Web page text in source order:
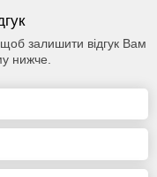
залишити відгук Вам
нижче.